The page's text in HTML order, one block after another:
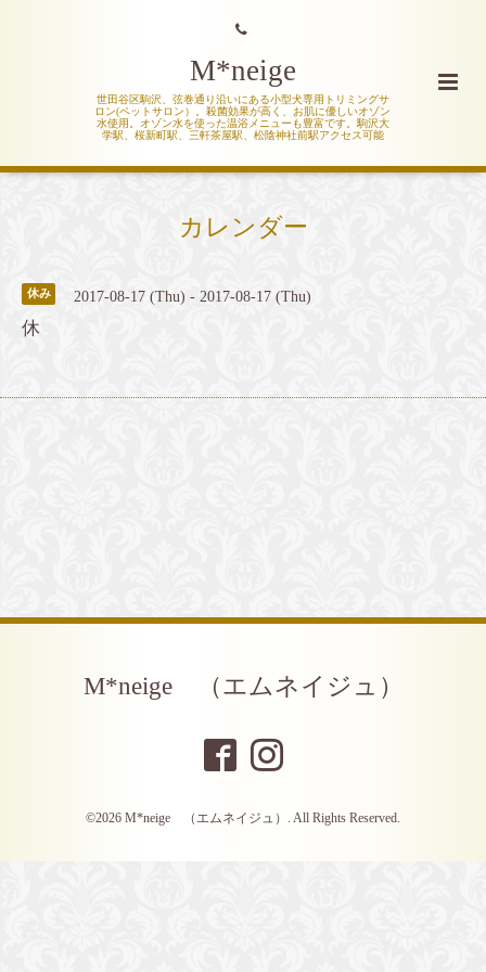
M*neige
世田谷区駒沢、弦巻通り沿いにある小型犬専用トリミングサ
ロン(ペットサロン）。殺菌効果が高く、お肌に優しいオゾン
水使用。オゾン水を使った温浴メニューも豊富です。駒沢大
学駅、桜新町駅、三軒茶屋駅、松陰神社前駅アクセス可能
カレンダー
休み 2017-08-17 (Thu) - 2017-08-17 (Thu)
休
M*neige （エムネイジュ）
©2026 M*neige （エムネイジュ） . All Rights Reserved.